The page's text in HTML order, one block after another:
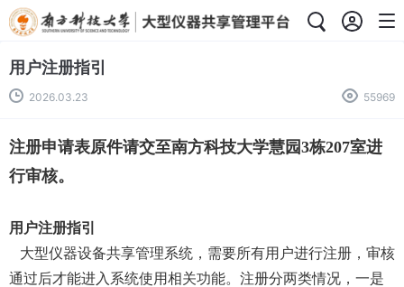
用户注册指引
2026.03.23 55969
注册申请表原件请交至南方科技大学慧园3栋207室进
行审核。
用户注册指引
大型仪器设备共享管理系统，需要所有用户进行注册，审核
通过后才能进入系统使用相关功能。注册分两类情况，一是